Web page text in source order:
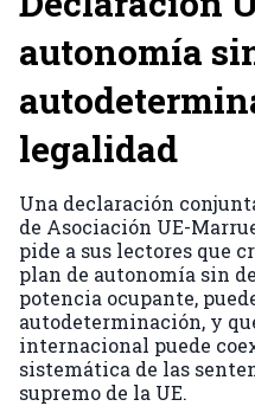
autonomía
legalidad
Una declaración
de Asociación UE-
pide a sus lectores que
plan de autonomía sin
potencia ocupante,
autodeterminación, y
internacional puede
sistemática de las
supremo de la UE.